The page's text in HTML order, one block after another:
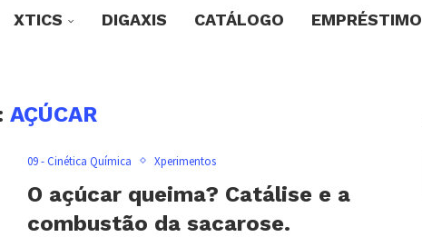
XTICS DIGAXIS CATÁLOGO EMPRÉSTIMO
AÇÚCAR
09 - Cinética Química Xperimentos
O açúcar queima? Catálise e a
combustão da sacarose.